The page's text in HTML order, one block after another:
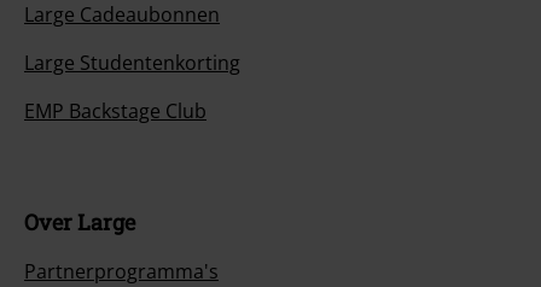
Large Cadeaubonnen
Large Studentenkorting
EMP Backstage Club
Over Large
Partnerprogramma's